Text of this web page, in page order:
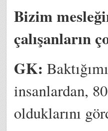
Bizim
çalışanların
GK:
insanlardan,
olduklarını